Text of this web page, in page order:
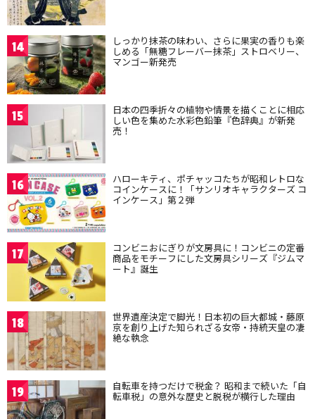
14 しっかり抹茶の味わい、さらに果実の香りも楽
しめる「無糖フレーバー抹茶」ストロベリー、
マンゴー新発売
15 日本の四季折々の植物や情景を描くことに相応
しい色を集めた水彩色鉛筆『色辞典』が新発
売！
16 ハローキティ、ポチャッコたちが昭和レトロな
コインケースに！「サンリオキャラクターズ コ
インケース」第２弾
17 コンビニおにぎりが文房具に！コンビニの定番
商品をモチーフにした文房具シリーズ『ジムマ
ート』誕生
18 世界遺産決定で脚光！日本初の巨大都城・藤原
京を創り上げた知られざる女帝・持統天皇の凄
絶な執念
19 自転車を持つだけで税金？ 昭和まで続いた「自
転車税」の意外な歴史と脱税が横行した理由